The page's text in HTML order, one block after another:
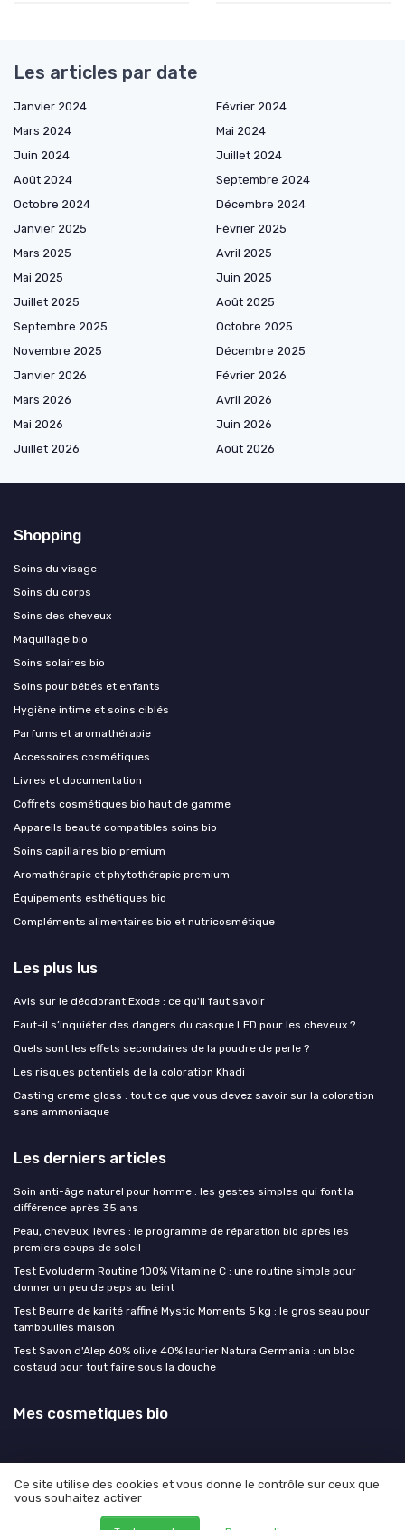
Les articles par date
Janvier 2024
Février 2024
Mars 2024
Mai 2024
Juin 2024
Juillet 2024
Août 2024
Septembre 2024
Octobre 2024
Décembre 2024
Janvier 2025
Février 2025
Mars 2025
Avril 2025
Mai 2025
Juin 2025
Juillet 2025
Août 2025
Septembre 2025
Octobre 2025
Novembre 2025
Décembre 2025
Janvier 2026
Février 2026
Mars 2026
Avril 2026
Mai 2026
Juin 2026
Juillet 2026
Août 2026
Shopping
Soins du visage
Soins du corps
Soins des cheveux
Maquillage bio
Soins solaires bio
Soins pour bébés et enfants
Hygiène intime et soins ciblés
Parfums et aromathérapie
Accessoires cosmétiques
Livres et documentation
Coffrets cosmétiques bio haut de gamme
Appareils beauté compatibles soins bio
Soins capillaires bio premium
Aromathérapie et phytothérapie premium
Équipements esthétiques bio
Compléments alimentaires bio et nutricosmétique
Les plus lus
Avis sur le déodorant Exode : ce qu'il faut savoir
Faut-il s’inquiéter des dangers du casque LED pour les cheveux ?
Quels sont les effets secondaires de la poudre de perle ?
Les risques potentiels de la coloration Khadi
Casting creme gloss : tout ce que vous devez savoir sur la coloration
sans ammoniaque
Les derniers articles
Soin anti-âge naturel pour homme : les gestes simples qui font la
différence après 35 ans
Peau, cheveux, lèvres : le programme de réparation bio après les
premiers coups de soleil
Test Evoluderm Routine 100% Vitamine C : une routine simple pour
donner un peu de peps au teint
Test Beurre de karité raffiné Mystic Moments 5 kg : le gros seau pour
tambouilles maison
Test Savon d'Alep 60% olive 40% laurier Natura Germania : un bloc
costaud pour tout faire sous la douche
Mes cosmetiques bio
Mentions légales
Ce site utilise des cookies et vous donne le contrôle sur ceux que
vous souhaitez activer